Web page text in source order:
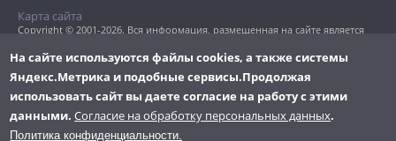
Copyright © 2001-2026. Вся информация, размещенная на сайте является
Копирование текстовых или графических материалов допускается только
с разрешения правообладателя.
Карта сайта
На сайте используются файлы cookies, а также системы
Яндекс.Метрика и подобные сервисы.Продолжая
использовать сайт вы даете согласие на работу с этими
данными.Согласие на обработку персональных данных.
Политика конфиденциальности.